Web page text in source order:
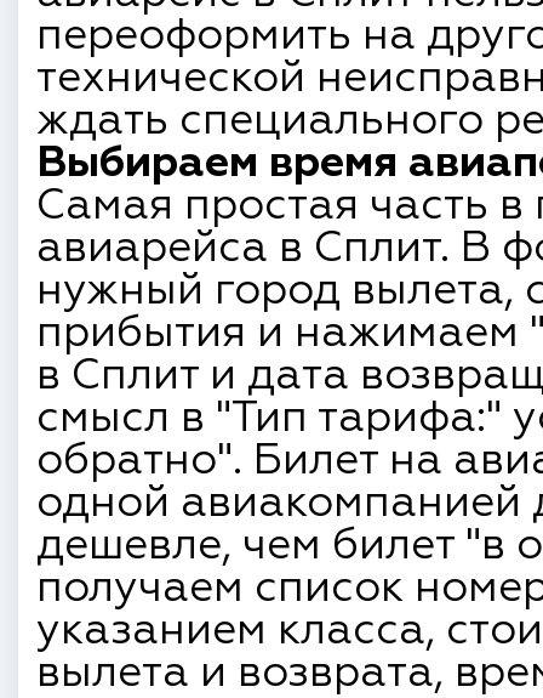
переоформить на
технической
ждать специального
Выбираем время
Самая простая часть
авиарейса в Сплит. В
нужный город вылета,
прибытия и нажимаем
в Сплит и дата
смысл в "Тип тарифа:"
обратно". Билет на
одной авиакомпанией
дешевле, чем билет "в
получаем список
указанием класса,
вылета и возврата,